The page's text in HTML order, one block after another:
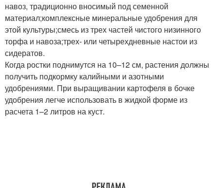
навоз, традиционно вносимый под семенной
материал;комплексные минеральные удобрения для
этой культуры;смесь из трех частей чистого низинного
торфа и навоза;трех- или четырехдневные настои из
сидератов.
Когда ростки поднимутся на 10–12 см, растения должны
получить подкормку калийными и азотными
удобрениями. При выращивании картофеля в бочке
удобрения легче использовать в жидкой форме из
расчета 1–2 литров на куст.